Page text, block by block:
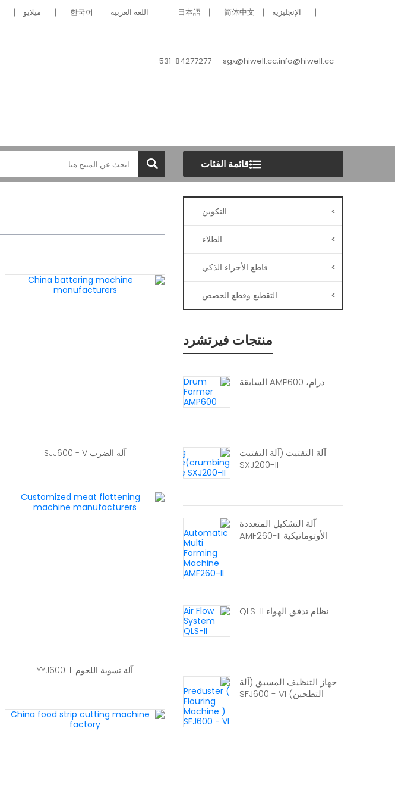
الإنجليزية 简体中文
日本語 اللغة العربية 한국어 ميلايو
sgx@hiwell.cc,info@hiwell.cc
531-84277277
قائمة الفئات
التكوين >
الطلاء >
قاطع الأجزاء الذكي >
التقطيع وقطع الحصص >
منتجات فيرتشرد
درام، AMP600 السابقة
آلة التفتيت (آلة التفتيت
SXJ200-II
آلة التشكيل المتعددة
الأوتوماتيكية AMF260-II
نظام تدفق الهواء QLS-II
جهاز التنظيف المسبق (آلة
التطحين) SFJ600 - VI
آلة الضرب SJJ600 - V
آلة تسوية اللحوم YYJ600-II